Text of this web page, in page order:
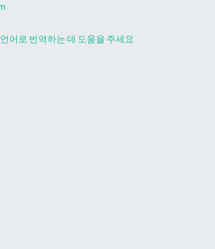
어로 번역하는 데 도움을 주세요